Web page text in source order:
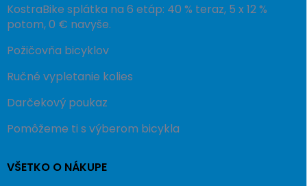
KostraBike splátka na 6 etáp: 40 % teraz, 5 x 12 %
potom, 0 € navyše.
Požičovňa bicyklov
Ručné vypletanie kolies
Darčekový poukaz
Pomôžeme ti s výberom bicykla
VŠETKO O NÁKUPE